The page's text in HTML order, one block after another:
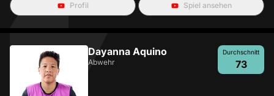
Profil Spiel ansehen
Dayanna Aquino
Abwehr
Durchschnitt
73